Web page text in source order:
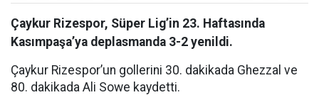
Çaykur Rizespor, Süper Lig’in 23. Haftasında
Kasımpaşa’ya deplasmanda 3-2 yenildi.
Çaykur Rizespor’un gollerini 30. dakikada Ghezzal ve
80. dakikada Ali Sowe kaydetti.